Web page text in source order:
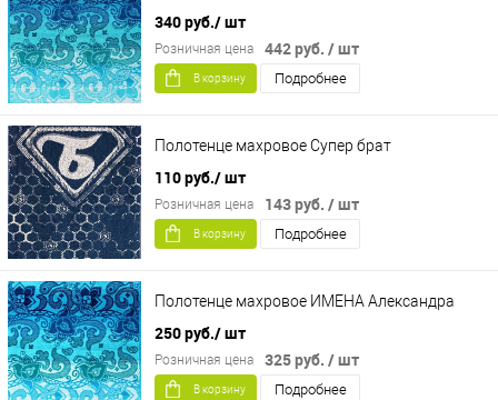
340 руб./ шт
442 руб. / шт
Розничная цена
В корзину Подробнее
Полотенце махровое Супер брат
110 руб./ шт
143 руб. / шт
Розничная цена
В корзину Подробнее
Полотенце махровое ИМЕНА Александра
250 руб./ шт
325 руб. / шт
Розничная цена
В корзину Подробнее